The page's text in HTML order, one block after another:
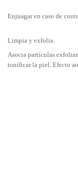
Enjuagar en caso de
Limpia y exfolia.
Asocia partículas
tonificar la piel. Efecto